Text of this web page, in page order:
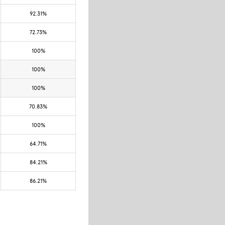
92.31%
72.73%
100%
100%
100%
70.83%
100%
64.71%
84.21%
86.21%